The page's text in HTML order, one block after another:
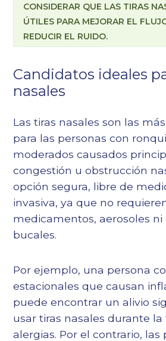
CONSIDERAR QUE LAS TIRAS
ÚTILES PARA MEJORAR EL
REDUCIR EL RUIDO.
Candidatos ideales
nasales
Las tiras nasales son las
para las personas con
moderados causados
congestión u obstrucción
opción segura, libre de
invasiva, ya que no
medicamentos, aerosoles ni
bucales.
Por ejemplo, una persona
estacionales que causan
puede encontrar un alivio
usar tiras nasales durante
alergias. Por el contrario, las